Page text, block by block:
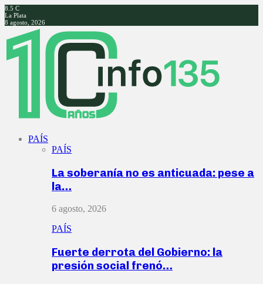
8.5 C
La Plata
8 agosto, 2026
Facebook
Twitter
Instagram
Youtube
PAÍS
PAÍS
La soberanía no es anticuada: pese a
la…
6 agosto, 2026
PAÍS
Fuerte derrota del Gobierno: la
presión social frenó…